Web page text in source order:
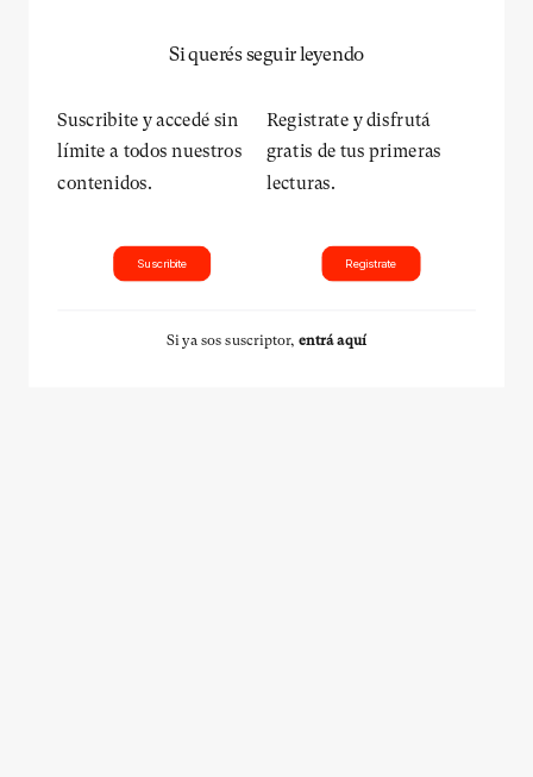
Si querés seguir leyendo
Suscribite y accedé sin
límite a todos nuestros
contenidos.
Suscribite
Registrate y disfrutá
gratis de tus primeras
lecturas.
Registrate
Si ya sos suscriptor, entrá aquí